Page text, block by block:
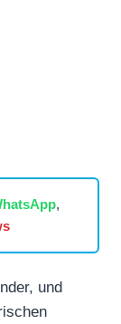
,
und